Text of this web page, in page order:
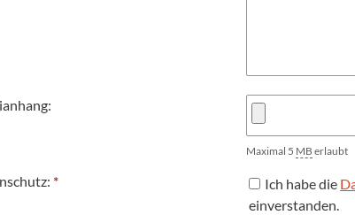
Maximal 5 MB erlaubt
* Ich habe die
einverstanden.